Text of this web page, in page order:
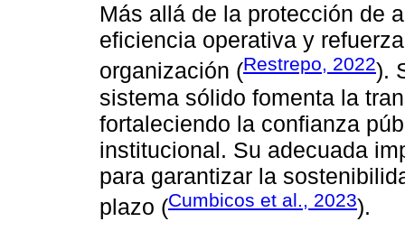
Más allá de la protección de
eficiencia operativa y
organización (Restrepo, 2022).
sistema sólido fomenta la
fortaleciendo la confianza
institucional. Su adecuada
para garantizar la
plazo (Cumbicos et al., 2023).